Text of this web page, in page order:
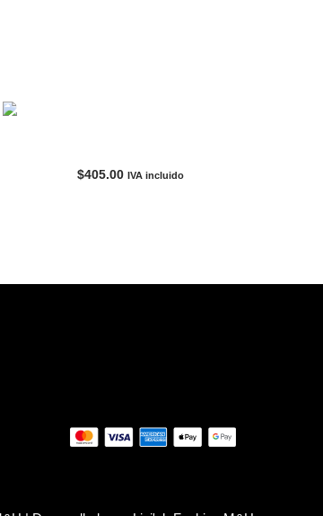
$405.00 IVA incluido